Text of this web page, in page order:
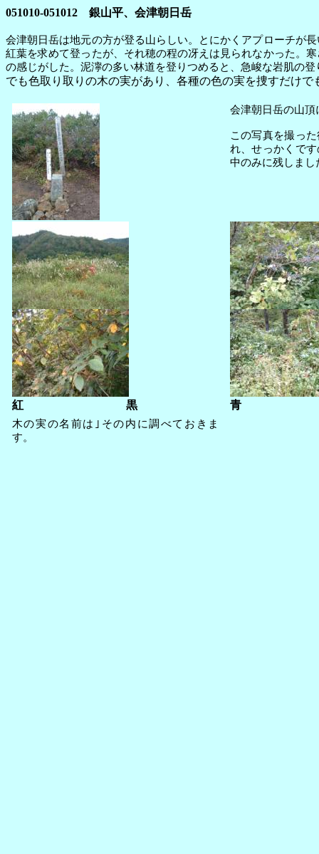
051010-051012 銀山平、会津朝日岳
会津朝日岳は地元の方が登る山らしい。とにかくアプローチが
紅葉を求めて登ったが、それ穂の程の冴えは見られなかった。
の感じがした。泥濘の多い林道を登りつめると、急峻な岩肌の
でも色取り取りの木の実があり、各種の色の実を捜すだけで
会津朝日岳の山頂
この写真を撮っ
れ、せっかくで
中のみに残しまし
紅 黒 青 ピ
木の実の名前は｣その内に調べておきま
す。